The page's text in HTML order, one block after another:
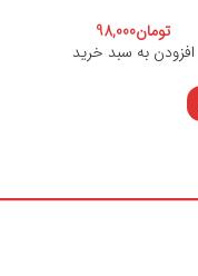
تومان98,000
افزودن به سبد خرید